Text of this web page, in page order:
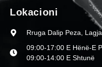
Lokacioni
Rruga Dalip Peza,
09:00-17:00 E Hënë-E
09:00-14:00 E Shtunë